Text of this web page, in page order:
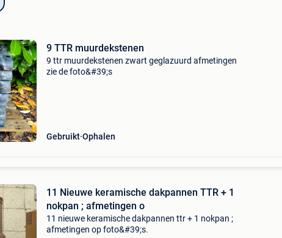
9 TTR muurdekstenen
9 ttr muurdekstenen zwart geglazuurd afmetingen
zie de foto&#39;s
Gebruikt Ophalen
11 Nieuwe keramische dakpannen TTR + 1
nokpan ; afmetingen o
11 nieuwe keramische dakpannen ttr + 1 nokpan ;
afmetingen op foto&#39;s.